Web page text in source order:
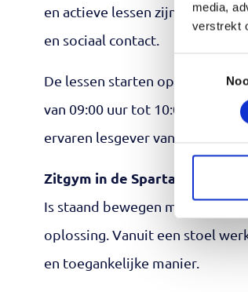
media,
verstrekt
en actieve lessen zijn speciaal
en sociaal contact.
De lessen starten op
van 09:00 uur tot 10:00 uur op
ervaren lesgever van Team
Zitgym in de Spartahal
Is staand bewegen minder
oplossing. Vanuit een stoel
en toegankelijke manier.